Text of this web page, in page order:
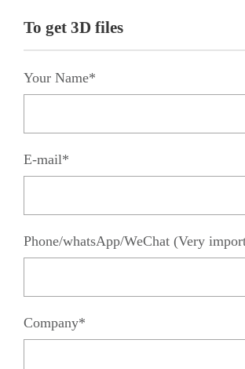
To get 3D files
Your Name*
E-mail*
Phone/whatsApp/WeChat (Very
Company*